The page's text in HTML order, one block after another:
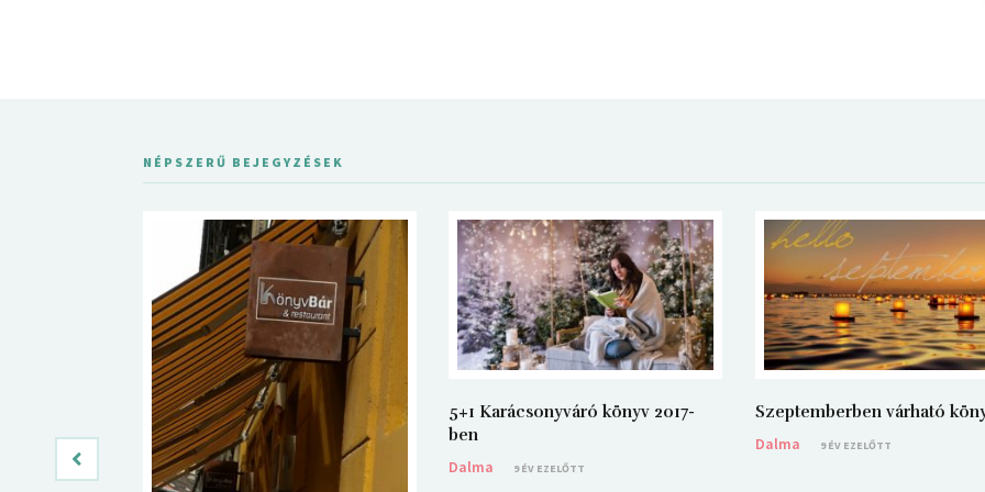
NÉPSZERŰ BEJEGYZÉSEK
5+1 Karácsonyváró könyv 2017-
ben
Dalma
9 ÉV EZELŐTT
Szeptemberben várható
Dalma
9 ÉV EZELŐTT